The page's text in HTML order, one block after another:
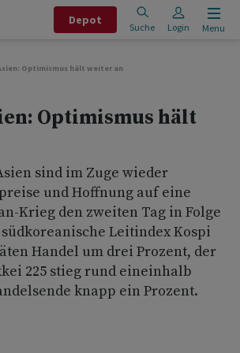
Depot
Suche Login Menu
Optimismus hält weiter an
Optimismus hält
sind im Zuge wieder
und Hoffnung auf eine
Krieg den zweiten Tag in Folge
Leitindex Kospi
Handel um drei Prozent, der
225 stieg rund eineinhalb
knapp ein Prozent.